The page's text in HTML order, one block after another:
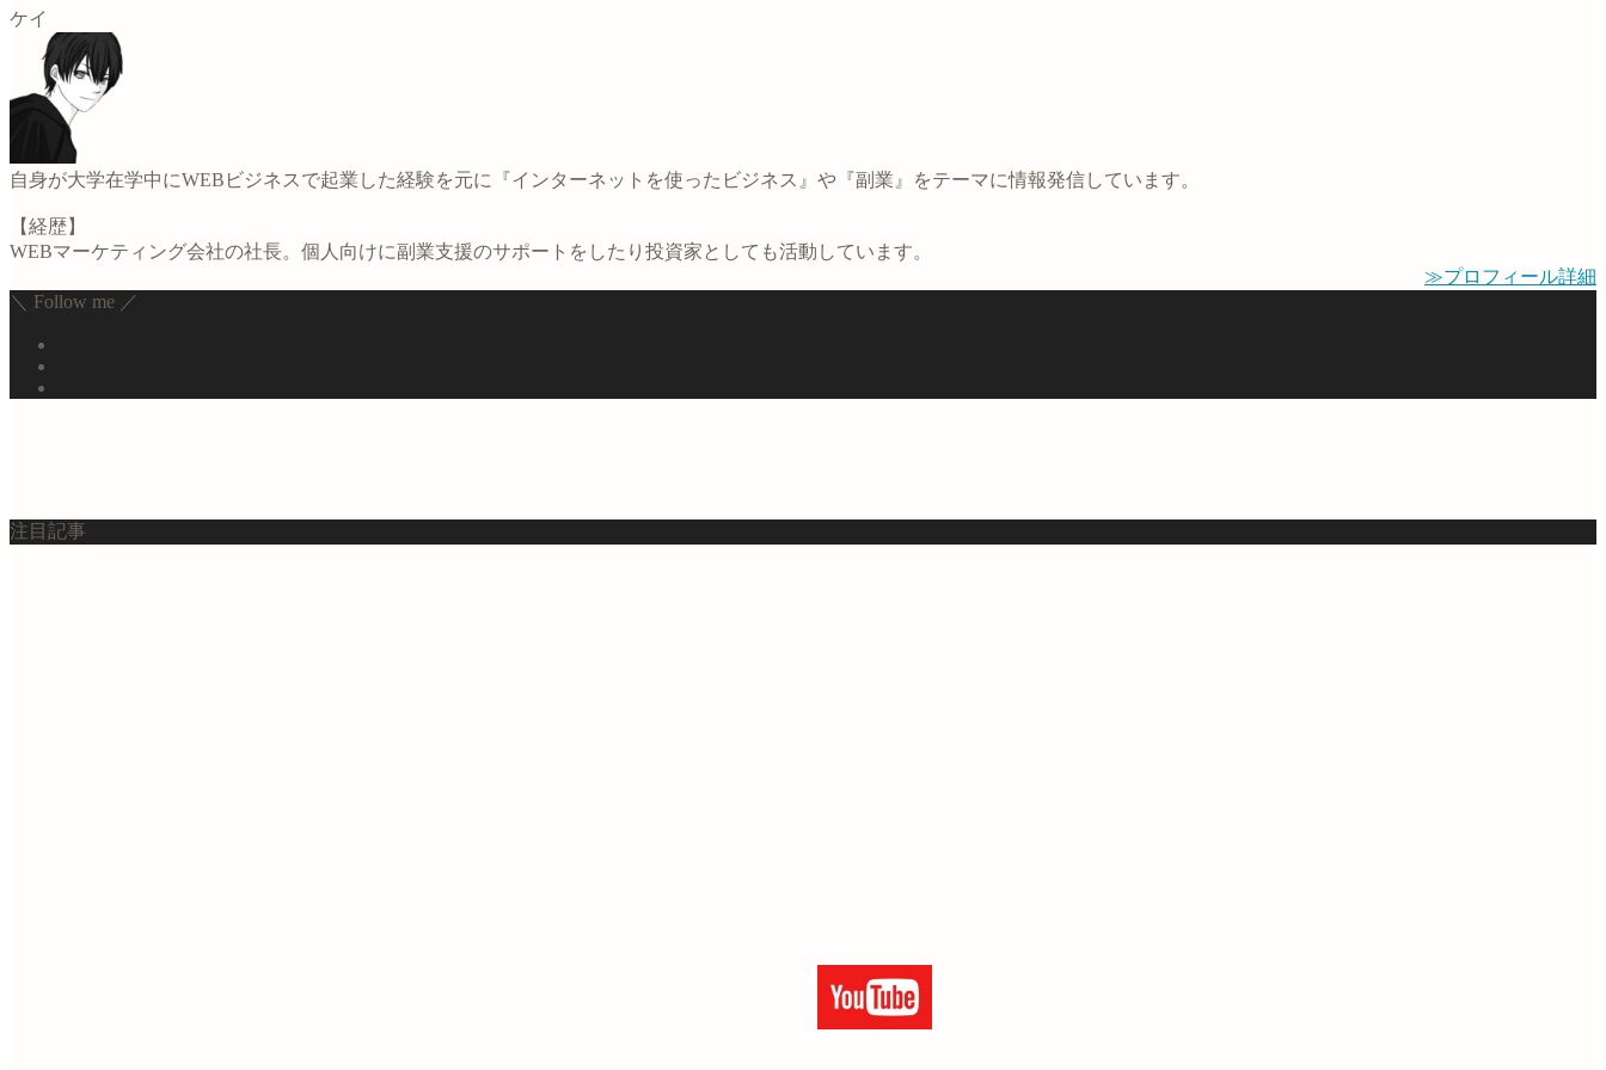
ケイ
自身が大学在学中にWEBビジネスで起業した経験を元に『インターネットを使ったビジネス』や『副業』をテーマに情報発信しています。
【経歴】
WEBマーケティング会社の社長。個人向けに副業支援のサポートをしたり投資家としても活動しています。
≫プロフィール詳細
＼ Follow me ／
注目記事